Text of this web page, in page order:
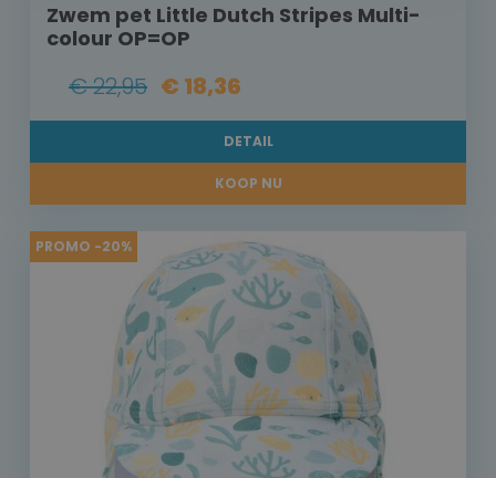
Zwem pet Little Dutch Stripes Multi-
colour OP=OP
€ 22,95 € 18,36
DETAIL
KOOP NU
PROMO -20%